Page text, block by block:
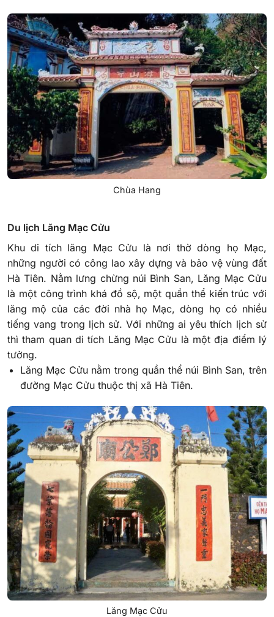
Chùa Hang
Du lịch Lăng Mạc Cửu
Khu di tích lăng Mạc Cửu là nơi thờ dòng họ Mạc,
những người có công lao xây dựng và bảo vệ vùng đất
Hà Tiên. Nằm lưng chừng núi Bình San, Lăng Mạc Cửu
là một công trình khá đồ sộ, một quần thể kiến trúc với
lăng mộ của các đời nhà họ Mạc, dòng họ có nhiều
tiếng vang trong lịch sử. Với những ai yêu thích lịch sử
thì tham quan di tích Lăng Mạc Cửu là một địa điểm lý
tưởng.
Lăng Mạc Cửu nằm trong quần thể núi Bình San, trên
đường Mạc Cửu thuộc thị xã Hà Tiên.
Lăng Mạc Cửu